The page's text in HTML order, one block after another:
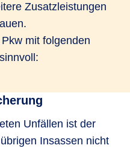
Zusatzleistungen
mit folgenden
Unfällen ist der
Insassen nicht